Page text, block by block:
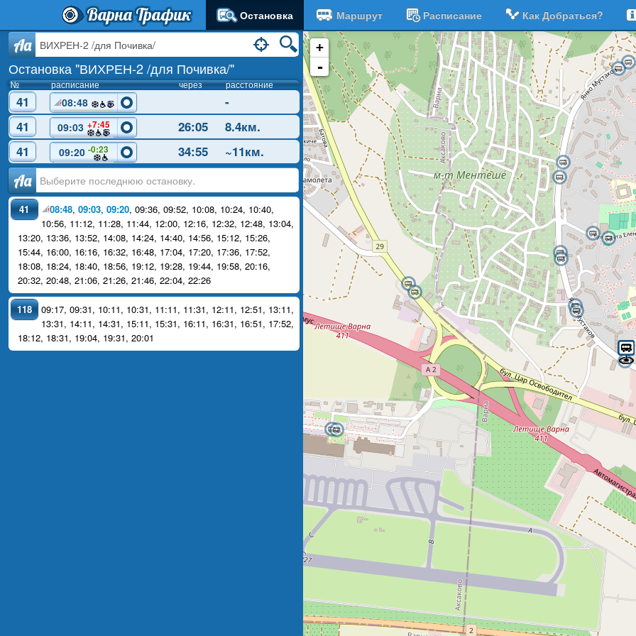
Варна Трафик Остановка Маршрут Расписание Как Добраться?
Aa
Остановка "ВИХРЕН-2 /для Почивка/"
№ расписание через расстояние
41 08:48
-
41
09:03 +7:45 26:00
8.4км.
41
09:20-0:23 34:51 ~11км.
Аа
41 08:48, 09:03, 09:20, 09:36, 09:52, 10:08, 10:24, 10:40,
10:56, 11:12, 11:28, 11:44, 12:00, 12:16, 12:32, 12:48, 13:04,
13:20, 13:36, 13:52, 14:08, 14:24, 14:40, 14:56, 15:12, 15:26,
15:44, 16:00, 16:16, 16:32, 16:48, 17:04, 17:20, 17:36, 17:52,
18:08, 18:24, 18:40, 18:56, 19:12, 19:28, 19:44, 19:58, 20:16,
20:32, 20:48, 21:06, 21:26, 21:46, 22:04, 22:26
118 09:17, 09:31, 10:11, 10:31, 11:11, 11:31, 12:11, 12:51, 13:11,
13:31, 14:11, 14:31, 15:11, 15:31, 16:11, 16:31, 16:51, 17:52,
18:12, 18:31, 19:04, 19:31, 20:01
+
-